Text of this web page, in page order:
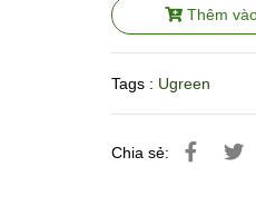
Thêm
Tags : Ugreen
Chia sẻ: